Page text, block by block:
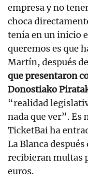
empresa y no
choca
tenía en un inicio
queremos es que
Martín, después
que presentaron
Donostiako
“realidad
nada que ver”. Es
TicketBai ha
La Blanca después
recibieran multas
euros.